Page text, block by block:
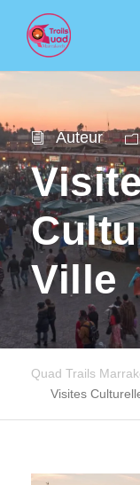
Auteur
Ville
Quad Trails
Visites